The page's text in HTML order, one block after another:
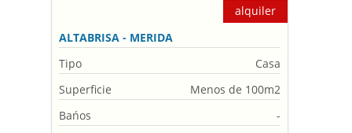
alquiler
ALTABRISA - MERIDA
Tipo
Casa
Superficie
Menos de 100m2
Bańos
-